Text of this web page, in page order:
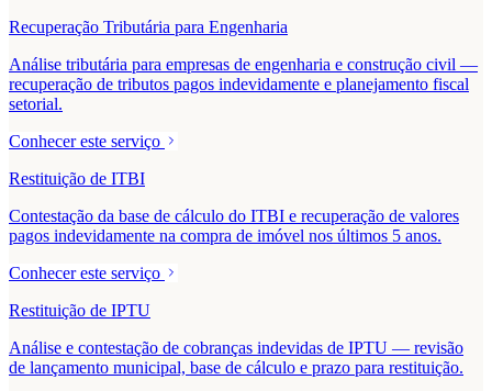
Recuperação Tributária para Engenharia
Análise tributária para empresas de engenharia e construção civil —
recuperação de tributos pagos indevidamente e planejamento fiscal
setorial.
Conhecer este serviço
Restituição de ITBI
Contestação da base de cálculo do ITBI e recuperação de valores
pagos indevidamente na compra de imóvel nos últimos 5 anos.
Conhecer este serviço
Restituição de IPTU
Análise e contestação de cobranças indevidas de IPTU — revisão
de lançamento municipal, base de cálculo e prazo para restituição.